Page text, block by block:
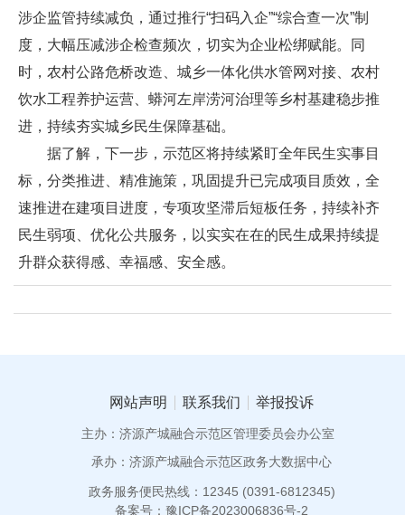
涉企监管持续减负，通过推行“扫码入企”“综合查一次”制
度，大幅压减涉企检查频次，切实为企业松绑赋能。同
时，农村公路危桥改造、城乡一体化供水管网对接、农村
饮水工程养护运营、蟒河左岸涝河治理等乡村基建稳步推
进，持续夯实城乡民生保障基础。
据了解，下一步，示范区将持续紧盯全年民生实事目
标，分类推进、精准施策，巩固提升已完成项目质效，全
速推进在建项目进度，专项攻坚滞后短板任务，持续补齐
民生弱项、优化公共服务，以实实在在的民生成果持续提
升群众获得感、幸福感、安全感。
网站声明 联系我们 举报投诉
主办：济源产城融合示范区管理委员会办公室
承办：济源产城融合示范区政务大数据中心
政务服务便民热线：12345 (0391-6812345)
备案号：豫ICP备2023006836号-2